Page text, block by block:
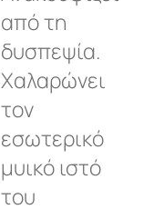
από τη
δυσπεψία.
Χαλαρώνει
τον
εσωτερικό
μυικό ιστό
του